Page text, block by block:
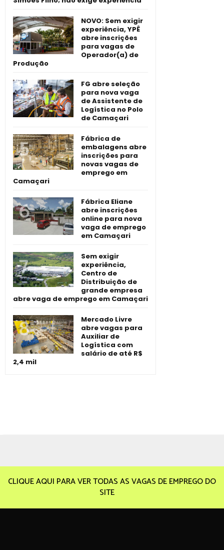
NOVO: Sem exigir
experiência, YPÊ
abre inscrições
para vagas de
Operador(a) de
Produção
FG abre seleção
para nova vaga
de Assistente de
Logística no Polo
de Camaçari
Fábrica de
embalagens abre
inscrições para
novas vagas de
emprego em
Camaçari
Fábrica Eliane
abre inscrições
online para nova
vaga de emprego
em Camaçari
Sem exigir
experiência,
Centro de
Distribuição de
grande empresa
abre vaga de emprego em Camaçari
Mercado Livre
abre vagas para
Auxiliar de
Logística com
salário de até R$
2,4 mil
CLIQUE AQUI PARA VER TODAS AS VAGAS DE EMPREGO DO
SITE